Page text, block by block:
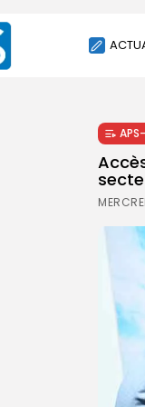
AGENDA
SANTE